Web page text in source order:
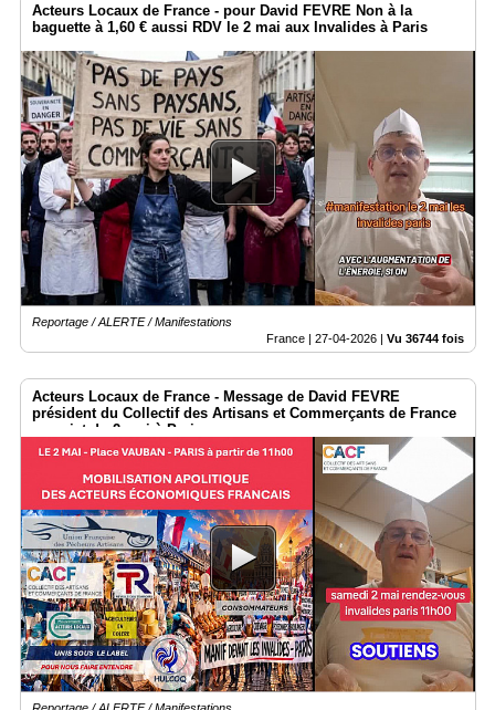
Acteurs Locaux de France - pour David FEVRE Non à la
baguette à 1,60 € aussi RDV le 2 mai aux Invalides à Paris
Reportage / ALERTE / Manifestations
France | 27-04-2026 | Vu 36744 fois
Acteurs Locaux de France - Message de David FEVRE
président du Collectif des Artisans et Commerçants de France
au sujet du 2 mai à Paris